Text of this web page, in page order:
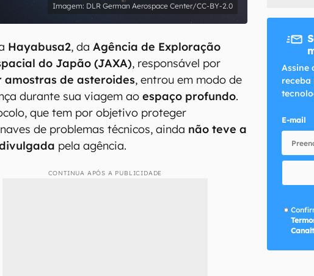
DLR German Aerospace Center/CC-BY-2.0
Hayabusa2, daAgência de Exploração
do Japão (JAXA), responsável por
amostras de asteroides, entrou em modo de
durante sua viagem aoespaço profundo.
que tem por objetivo proteger
de problemas técnicos, ainda não teve a
pela agência.
CONTINUA APÓS A PUBLICIDADE
Assine
receba
E-mail